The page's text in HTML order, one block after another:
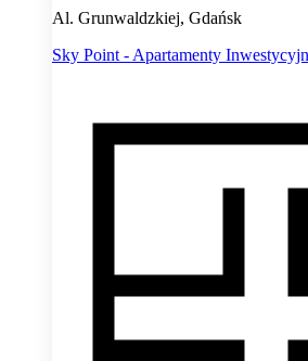
Al. Grunwaldzkiej, Gdańsk
Sky Point - Apartamenty